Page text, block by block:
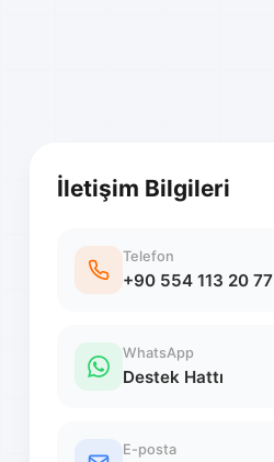
İletişim Bilgileri
Telefon
+90 554 113 20 77
WhatsApp
Destek Hattı
E-posta